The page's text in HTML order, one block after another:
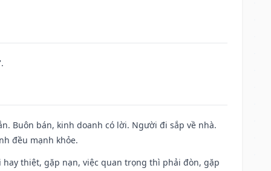
Buôn bán, kinh doanh có lời. Người đi sắp về nhà.
đều mạnh khỏe.
thiệt, gặp nạn, việc quan trọng thì phải đòn, gặp